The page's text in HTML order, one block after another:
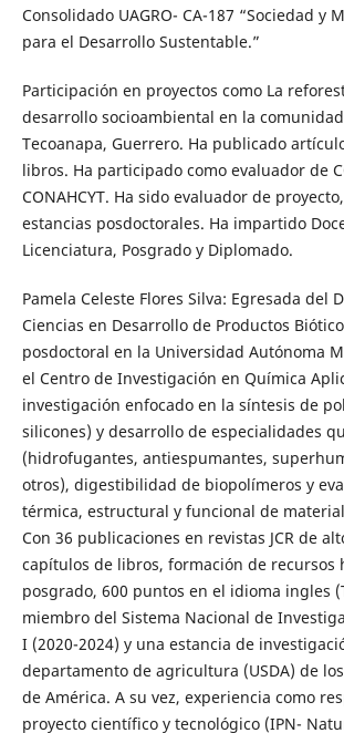
Consolidado UAGRO- CA-187 “Sociedad y
para el Desarrollo Sustentable.”
Participación en proyectos como La
desarrollo socioambiental en la
Tecoanapa, Guerrero. Ha publicado
libros. Ha participado como evaluador de
CONAHCYT. Ha sido evaluador de
estancias posdoctorales. Ha impartido
Licenciatura, Posgrado y Diplomado.
Pamela Celeste Flores Silva: Egresada del
Ciencias en Desarrollo de Productos
posdoctoral en la Universidad Autónoma
el Centro de Investigación en Química
investigación enfocado en la síntesis de
silicones) y desarrollo de especialidades
(hidrofugantes, antiespumantes,
otros), digestibilidad de biopolímeros y
térmica, estructural y funcional de
Con 36 publicaciones en revistas JCR de
capítulos de libros, formación de recursos
posgrado, 600 puntos en el idioma ingles
miembro del Sistema Nacional de
I (2020-2024) y una estancia de
departamento de agricultura (USDA) de
de América. A su vez, experiencia como
proyecto científico y tecnológico (IPN-